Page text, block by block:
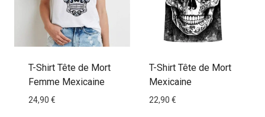
T-Shirt Tête de Mort
Femme Mexicaine
24,90 €
T-Shirt Tête de Mort
Mexicaine
22,90 €